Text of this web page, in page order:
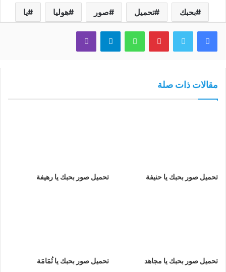
بحبك تحميل صور هوليا يا
فيسبوك تويتر بينتيريستواتساب تيلقرام ڤايبر
مقالات ذات صلة
تحميل صور بحبك يا حنيفة تحميل صور بحبك يا رهيفة
تحميل صور بحبك يا مجاهد تحميل صور بحبك يا ثُمَامَة